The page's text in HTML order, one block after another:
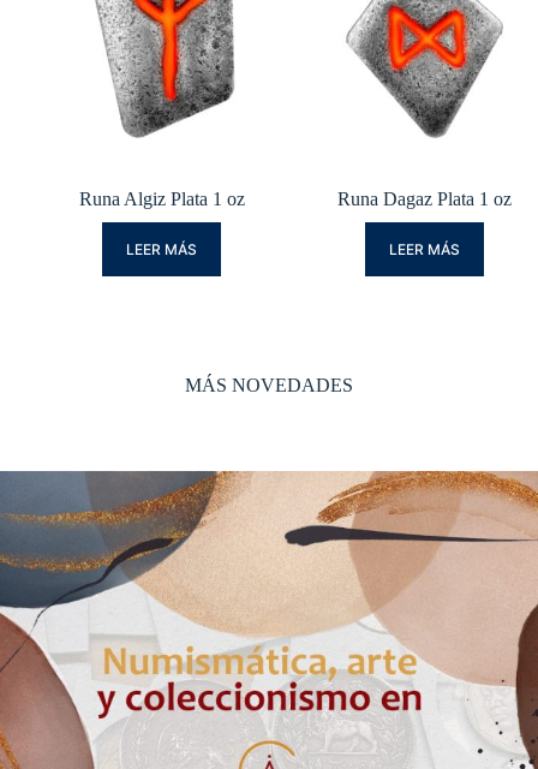
Runa Algiz Plata 1 oz
LEER MÁS
Runa Dagaz Plata 1 oz
LEER MÁS
MÁS NOVEDADES